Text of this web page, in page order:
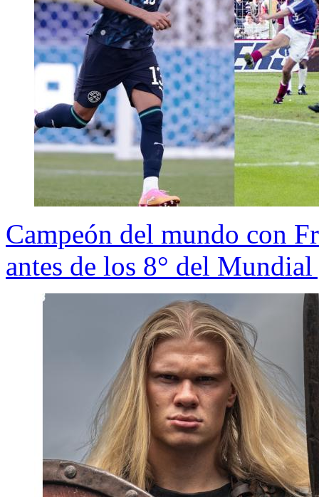
Campeón del mundo con
antes de los 8° del